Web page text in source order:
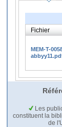
Fichier
MEM-T-
Les
constituent la
de